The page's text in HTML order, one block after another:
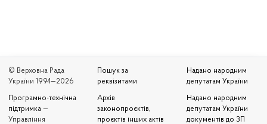
© Верховна Рада
України 1994—2026
Програмно-технічна
підтримка —
Управління
Пошук за
реквізитами
Архів
законопроєктів,
проєктів інших актів
Надано народним
депутатам України
Надано народним
депутатам України
документів до ЗП